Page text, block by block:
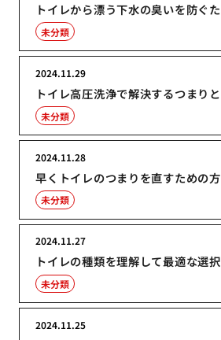
トイレから漂う下水の臭いを防ぐ
未分類
トイレ高圧洗浄で解決するつまり
2024.11.29
未分類
早くトイレのつまりを直すための
2024.11.28
未分類
トイレの種類を理解して最適な選
2024.11.27
未分類
2024.11.25